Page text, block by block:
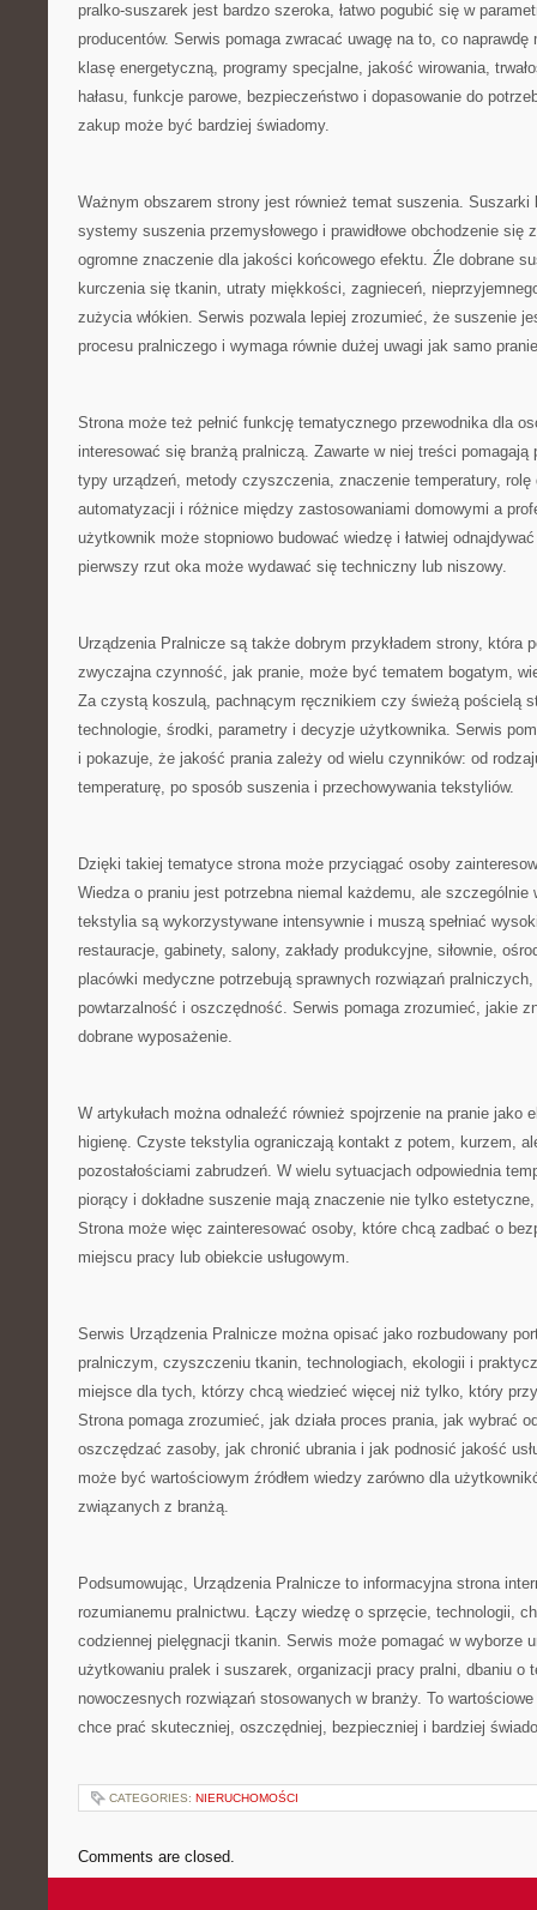
pralko-suszarek jest bardzo szeroka, łatwo pogubić się w
producentów. Serwis pomaga zwracać uwagę na to, co
klasę energetyczną, programy specjalne, jakość wirowania,
hałasu, funkcje parowe, bezpieczeństwo i dopasowanie do
zakup może być bardziej świadomy.
Ważnym obszarem strony jest również temat suszenia. Suszarki
systemy suszenia przemysłowego i prawidłowe obchodzenie
ogromne znaczenie dla jakości końcowego efektu. Źle dobrane
kurczenia się tkanin, utraty miękkości, zagnieceń,
zużycia włókien. Serwis pozwala lepiej zrozumieć, że suszenie
procesu pralniczego i wymaga równie dużej uwagi jak samo
Strona może też pełnić funkcję tematycznego przewodnika dla
interesować się branżą pralniczą. Zawarte w niej treści pomagają
typy urządzeń, metody czyszczenia, znaczenie temperatury, rolę
automatyzacji i różnice między zastosowaniami domowymi a
użytkownik może stopniowo budować wiedzę i łatwiej
pierwszy rzut oka może wydawać się techniczny lub niszowy.
Urządzenia Pralnicze są także dobrym przykładem strony, która
zwyczajna czynność, jak pranie, może być tematem bogatym,
Za czystą koszulą, pachnącym ręcznikiem czy świeżą pościelą
technologie, środki, parametry i decyzje użytkownika. Serwis
i pokazuje, że jakość prania zależy od wielu czynników: od
temperaturę, po sposób suszenia i przechowywania tekstyliów.
Dzięki takiej tematyce strona może przyciągać osoby
Wiedza o praniu jest potrzebna niemal każdemu, ale
tekstylia są wykorzystywane intensywnie i muszą spełniać
restauracje, gabinety, salony, zakłady produkcyjne, siłownie,
placówki medyczne potrzebują sprawnych rozwiązań
powtarzalność i oszczędność. Serwis pomaga zrozumieć, jakie
dobrane wyposażenie.
W artykułach można odnaleźć również spojrzenie na pranie jako
higienę. Czyste tekstylia ograniczają kontakt z potem, kurzem,
pozostałościami zabrudzeń. W wielu sytuacjach odpowiednia
piorący i dokładne suszenie mają znaczenie nie tylko
Strona może więc zainteresować osoby, które chcą zadbać o
miejscu pracy lub obiekcie usługowym.
Serwis Urządzenia Pralnicze można opisać jako rozbudowany
pralniczym, czyszczeniu tkanin, technologiach, ekologii i
miejsce dla tych, którzy chcą wiedzieć więcej niż tylko, który
Strona pomaga zrozumieć, jak działa proces prania, jak wybrać
oszczędzać zasoby, jak chronić ubrania i jak podnosić jakość
może być wartościowym źródłem wiedzy zarówno dla
związanych z branżą.
Podsumowując, Urządzenia Pralnicze to informacyjna strona
rozumianemu pralnictwu. Łączy wiedzę o sprzęcie, technologii,
codziennej pielęgnacji tkanin. Serwis może pomagać w wyborze
użytkowaniu pralek i suszarek, organizacji pracy pralni, dbaniu o
nowoczesnych rozwiązań stosowanych w branży. To
chce prać skuteczniej, oszczędniej, bezpieczniej i bardziej
CATEGORIES: NIERUCHOMOŚCI
Comments are closed.